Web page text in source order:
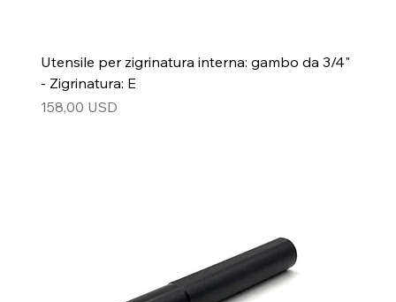
Utensile per zigrinatura interna: gambo da 3/4"
- Zigrinatura: E
Prezzo
158,00 USD